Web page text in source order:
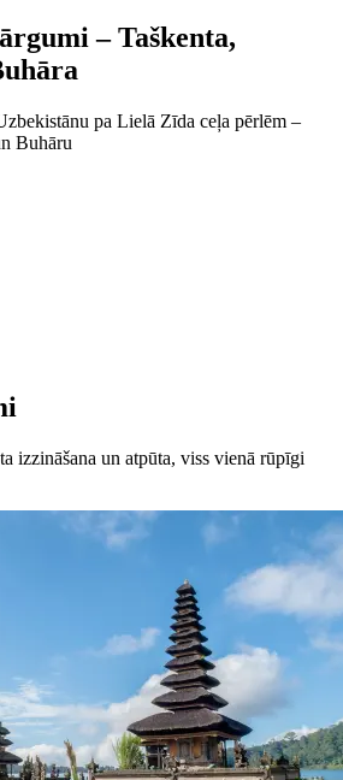
– Taškenta,
pa Lielā Zīda ceļa pēr­lēm –
Buhāru
izzināšana un atpūta, viss vienā rūpīgi